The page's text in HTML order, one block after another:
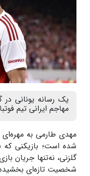
یک رسانه یونانی
مهاجم ایرانی تیم
مهدی طارمی به مهره‌ای
شده است؛ بازیکنی
گلزنی، نه‌تنها جریان
شخصیت تازه‌ای